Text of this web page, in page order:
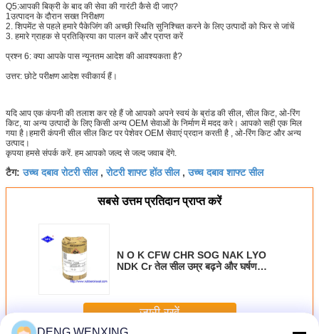
Q5:आपकी बिक्री के बाद की सेवा की गारंटी कैसे दी जाए?
1उत्पादन के दौरान सख्त निरीक्षण
2. शिपमेंट से पहले हमारे पैकेजिंग की अच्छी स्थिति सुनिश्चित करने के लिए उत्पादों को फिर से जांचें
3. हमारे ग्राहक से प्रतिक्रिया का पालन करें और प्राप्त करें
प्रश्न 6: क्या आपके पास न्यूनतम आदेश की आवश्यकता है?
उत्तर: छोटे परीक्षण आदेश स्वीकार्य हैं।
यदि आप एक कंपनी की तलाश कर रहे हैं जो आपको अपने स्वयं के ब्रांड की सील, सील किट, ओ-रिंग
किट, या अन्य उत्पादों के लिए किसी अन्य OEM सेवाओं के निर्माण में मदद करे। आपको सही एक मिल
गया है।हमारी कंपनी सील सील किट पर पेशेवर OEM सेवाएं प्रदान करती है , ओ-रिंग किट और अन्य
उत्पाद।
कृपया हमसे संपर्क करें. हम आपको जल्द से जल्द जवाब देंगे.
टैग:उच्च दबाव रोटरी सील,रोटरी शाफ्ट होंठ सील,उच्च दबाव शाफ्ट सील
सबसे उत्तम प्रतिदान प्राप्त करें
N O K CFW CHR SOG NAK LYO
NDK Cr तेल सील उम्र बढ़ने और घर्षण
जारी रखें